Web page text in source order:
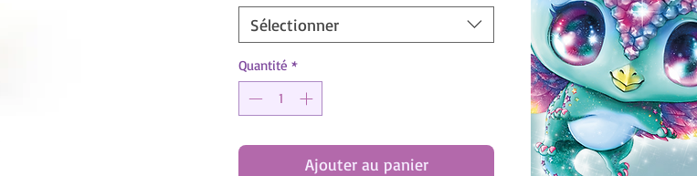
Guide des tailles de Nebulous Stars
Téléchargez ici !
Sélectionner
Quantité *
Ajouter au panier